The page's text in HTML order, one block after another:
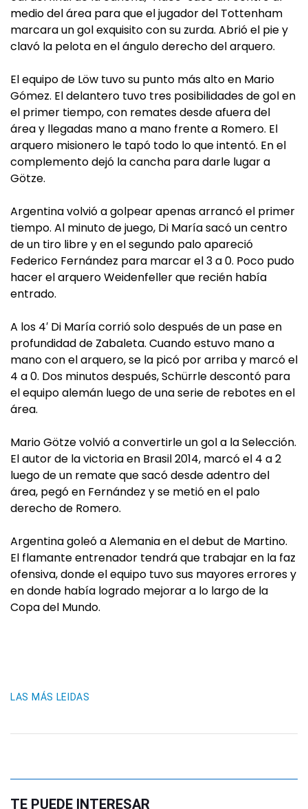
medio del área para que el jugador del Tottenham
marcara un gol exquisito con su zurda. Abrió el pie y
clavó la pelota en el ángulo derecho del arquero.
El equipo de Löw tuvo su punto más alto en Mario
Gómez. El delantero tuvo tres posibilidades de gol en
el primer tiempo, con remates desde afuera del
área y llegadas mano a mano frente a Romero. El
arquero misionero le tapó todo lo que intentó. En el
complemento dejó la cancha para darle lugar a
Götze.
Argentina volvió a golpear apenas arrancó el primer
tiempo. Al minuto de juego, Di María sacó un centro
de un tiro libre y en el segundo palo apareció
Federico Fernández para marcar el 3 a 0. Poco pudo
hacer el arquero Weidenfeller que recién había
entrado.
A los 4′ Di María corrió solo después de un pase en
profundidad de Zabaleta. Cuando estuvo mano a
mano con el arquero, se la picó por arriba y marcó el
4 a 0. Dos minutos después, Schürrle descontó para
el equipo alemán luego de una serie de rebotes en el
área.
Mario Götze volvió a convertirle un gol a la Selección.
El autor de la victoria en Brasil 2014, marcó el 4 a 2
luego de un remate que sacó desde adentro del
área, pegó en Fernández y se metió en el palo
derecho de Romero.
Argentina goleó a Alemania en el debut de Martino.
El flamante entrenador tendrá que trabajar en la faz
ofensiva, donde el equipo tuvo sus mayores errores y
en donde había logrado mejorar a lo largo de la
Copa del Mundo.
LAS MÁS LEIDAS
TE PUEDE INTERESAR